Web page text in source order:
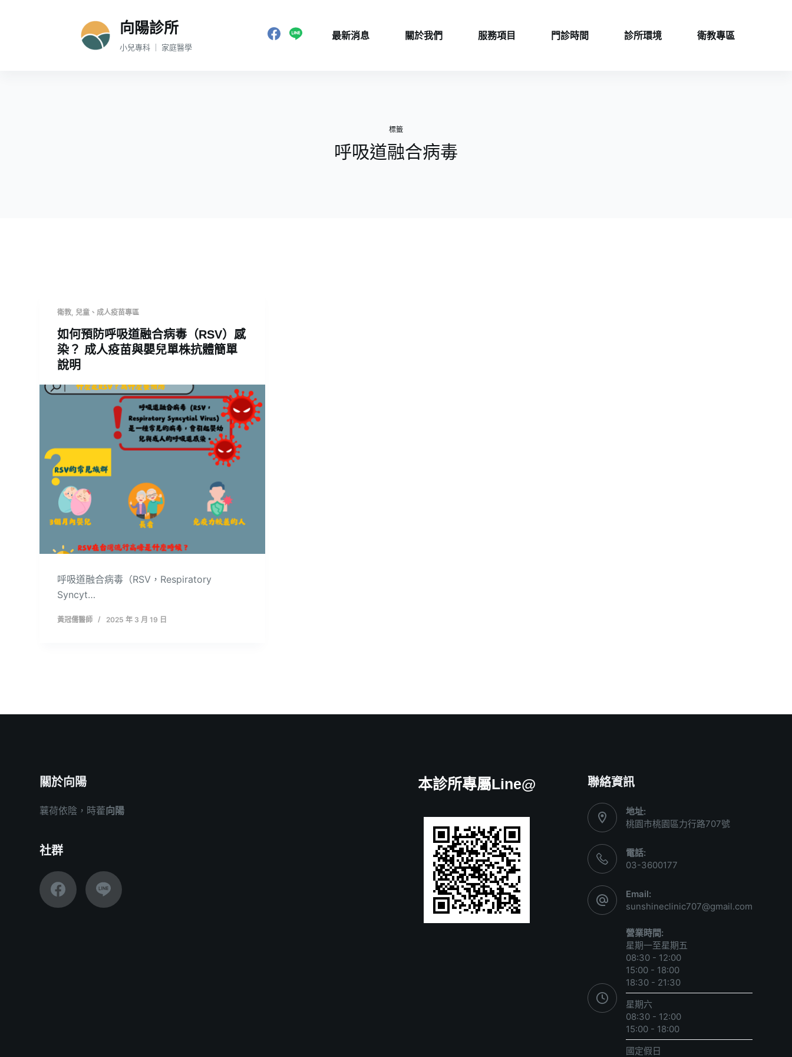
向陽診所
小兒專科 ｜ 家庭醫學
最新消息 關於我們 服務項目 門診時間 診所環境 衛教專區
標籤
呼吸道融合病毒
衛教, 兒童、成人疫苗專區
如何預防呼吸道融合病毒（RSV）感
染？ 成人疫苗與嬰兒單株抗體簡單
說明
呼吸道融合病毒（RSV，Respiratory
Syncyt…
黃冠儒醫師 2025 年 3 月 19 日
關於向陽
蘘荷依陰，時藿向陽
社群
本診所專屬Line@ 聯絡資訊
地址:
桃園市桃園區力行路707號
電話:
03-3600177
Email:
sunshineclinic707@gmail.com
營業時間:
星期一至星期五
08:30 - 12:00
15:00 - 18:00
18:30 - 21:30
星期六
08:30 - 12:00
15:00 - 18:00
國定假日